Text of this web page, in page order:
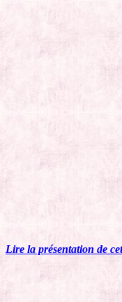
Lire la présentation de